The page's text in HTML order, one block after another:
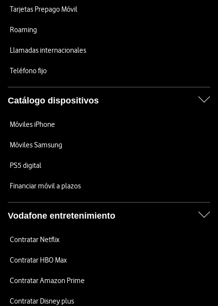
Tarjetas Prepago Móvil
Roaming
Llamadas internacionales
Teléfono fijo
Catálogo dispositivos
Móviles iPhone
Móviles Samsung
PS5 digital
Financiar móvil a plazos
Vodafone entretenimiento
Contratar Netflix
Contratar HBO Max
Contratar Amazon Prime
Contratar Disney plus